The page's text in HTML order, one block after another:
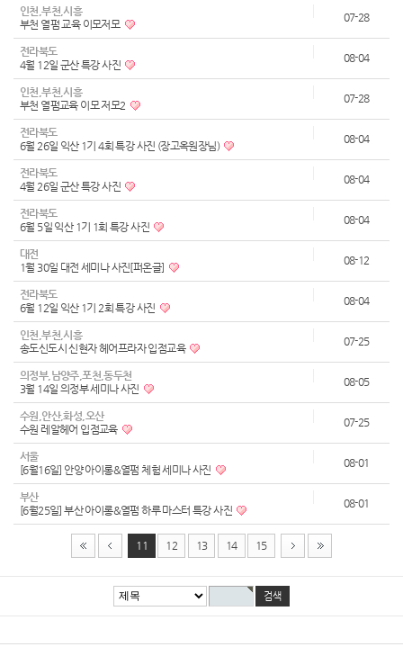
인천,부천,시흥
부천 열펌 교육 이모저모
07-28
전라북도
4월 12일 군산 특강 사진
08-04
인천,부천,시흥
부천 열펌교육 이모 저모2
07-28
전라북도
6월 26일 익산 1기 4회 특강 사진 (장고옥원장님)
08-04
전라북도
4월 26일 군산 특강 사진
08-04
전라북도
6월 5일 익산 1기 1회 특강 사진
08-04
대전
1월 30일 대전 세미나 사진[퍼온글]
08-12
전라북도
6월 12일 익산 1기 2회 특강 사진
08-04
인천,부천,시흥
송도신도시 신현자 헤어프라자 입점교육
07-25
의정부,남양주,포천,동두천
3월 14일 의정부 세미나 사진
08-05
수원,안산,화성,오산
수원 레알헤어 입점교육
07-25
서울
[6월16일] 안양 아이롱&열펌 체험 세미나 사진
08-01
부산
[6월25일] 부산 아이롱&열펌 하루 마스터 특강 사진
08-01
11 12 13 14 15